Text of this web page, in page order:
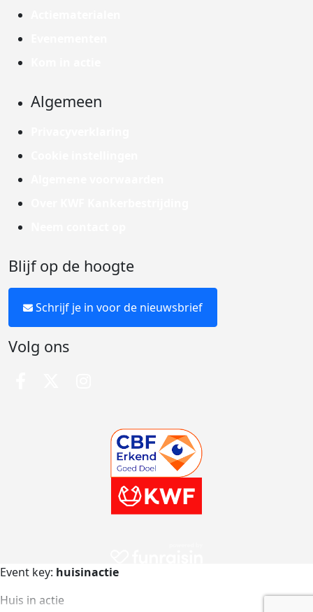
Algemeen
Blijf op de hoogte
Schrijf je in voor de nieuwsbrief
Volg ons
Event key: huisinactie
Huis in actie